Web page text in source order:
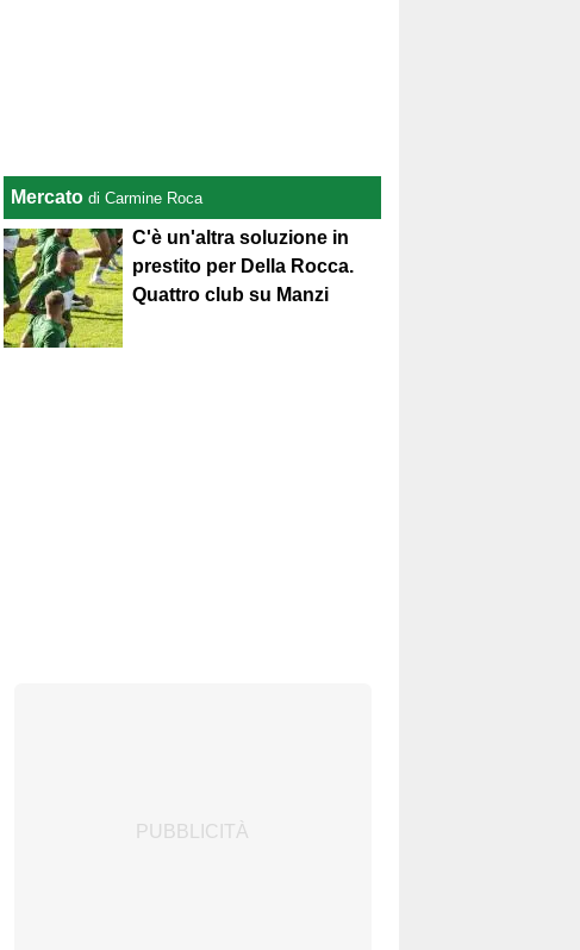
Mercato di Carmine Roca
C'è un'altra soluzione in
prestito per Della Rocca.
Quattro club su Manzi